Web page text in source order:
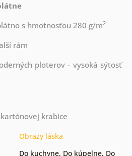
s hmotnosťou 280 g/m2
rám
ploterov - vysoká sýtosť
krabice
Obrazy láska
Do kuchyne, Do kúpelne, Do